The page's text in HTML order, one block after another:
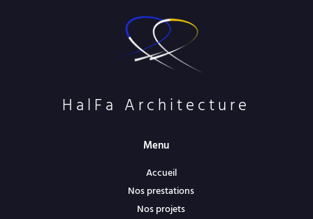
HalFa Architecture
Menu
Accueil
Nos prestations
Nos projets